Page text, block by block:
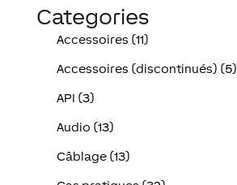
Categories
Accessoires (11)
Accessoires (discontinués) (5)
API (3)
Audio (13)
Câblage (13)